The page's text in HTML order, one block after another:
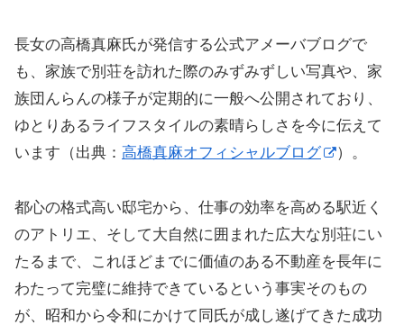
長女の高橋真麻氏が発信する公式アメーバブログで
も、家族で別荘を訪れた際のみずみずしい写真や、家
族団んらんの様子が定期的に一般へ公開されており、
ゆとりあるライフスタイルの素晴らしさを今に伝えて
います（出典： 高橋真麻オフィシャルブログ ）。
都心の格式高い邸宅から、仕事の効率を高める駅近く
のアトリエ、そして大自然に囲まれた広大な別荘にい
たるまで、これほどまでに価値のある不動産を長年に
わたって完璧に維持できているという事実そのもの
が、昭和から令和にかけて同氏が成し遂げてきた成功